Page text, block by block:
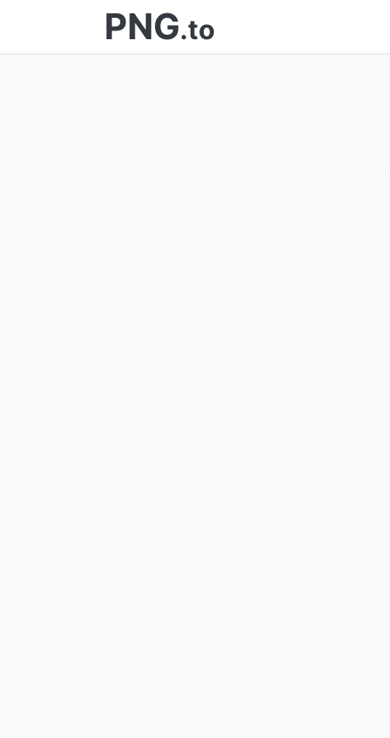
PNG.to